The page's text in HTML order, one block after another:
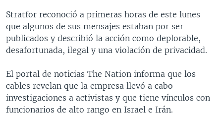
PANORAMA
ESTADOS UNIDOS AL DÍA
EL MUNDO AL DÍA [RADIO]
FORO [RADIO]
DEPORTIVO INTERNACIONAL
NOTA ECONÓMICA
ENTRETENIMIENTO
SÍGANOS
Idiomas
Stratfor reconoció a primeras horas de este lunes
que algunos de sus mensajes estaban por ser
publicados y describió la acción como deplorable,
desafortunada, ilegal y una violación de privacidad.
El portal de noticias The Nation informa que los
cables revelan que la empresa llevó a cabo
investigaciones a activistas y que tiene vínculos con
funcionarios de alto rango en Israel e Irán.